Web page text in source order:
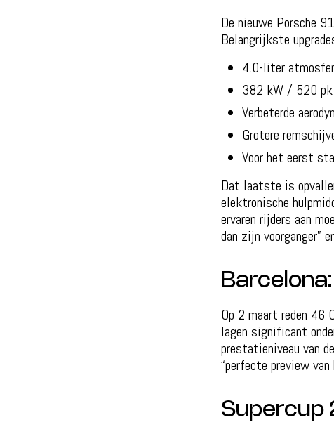
De nieuwe Porsche
Belangrijkste
4.0-liter
382 kW / 520 pk
Verbeterde
Grotere
Voor het eerst
Dat laatste is
elektronische
ervaren rijders aan
dan zijn voorganger”
Op 2 maart reden 46
lagen significant
prestatieniveau van
“perfecte preview
Supercup